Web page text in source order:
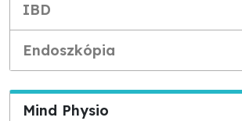
IBD
Endoszkópia
Mind Physio